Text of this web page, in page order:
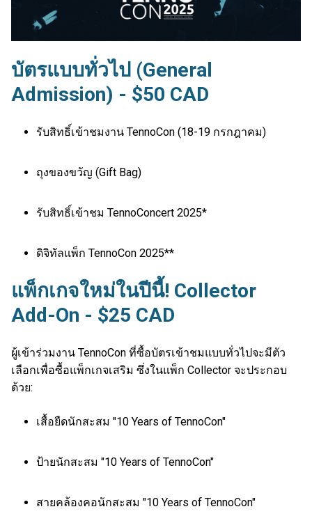
บัตรแบบทั่วไป (General
Admission) - $50 CAD
รับสิทธิ์เข้าชมงาน TennoCon (18-19 กรกฎาคม)
ถุงของขวัญ (Gift Bag)
รับสิทธิ์เข้าชม TennoConcert 2025*
ดิจิทัลแพ็ก TennoCon 2025**
แพ็กเกจใหม่ในปีนี้! Collector
Add-On - $25 CAD
ผู้เข้าร่วมงาน TennoCon ที่ซื้อบัตรเข้าชมแบบทั่วไปจะมีตัว
เลือกเพื่อซื้อแพ็กเกจเสริม ซึ่งในแพ็ก Collector จะประกอบ
ด้วย:
เสื้อยืดนักสะสม "10 Years of TennoCon"
ป้ายนักสะสม "10 Years of TennoCon"
สายคล้องคอนักสะสม "10 Years of TennoCon"